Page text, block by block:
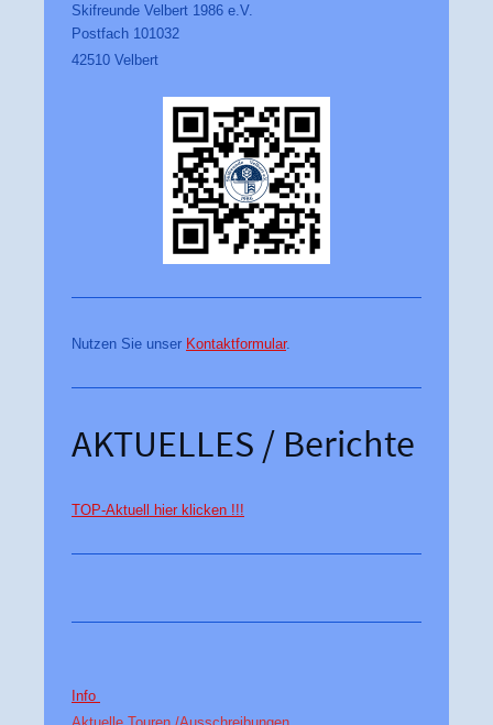
Skifreunde Velbert 1986 e.V.
Postfach 101032
42510 Velbert
Nutzen Sie unser Kontaktformular.
AKTUELLES / Berichte
TOP-Aktuell hier klicken !!!
Info